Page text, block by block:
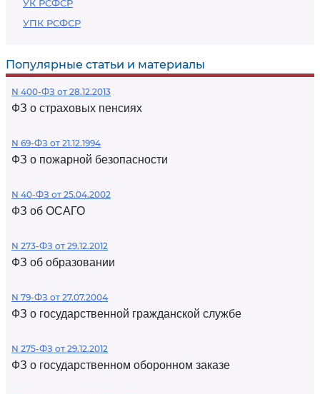
УК РСФСР
УПК РСФСР
Популярные статьи и материалы
N 400-ФЗ от 28.12.2013
ФЗ о страховых пенсиях
N 69-ФЗ от 21.12.1994
ФЗ о пожарной безопасности
N 40-ФЗ от 25.04.2002
ФЗ об ОСАГО
N 273-ФЗ от 29.12.2012
ФЗ об образовании
N 79-ФЗ от 27.07.2004
ФЗ о государственной гражданской службе
N 275-ФЗ от 29.12.2012
ФЗ о государственном оборонном заказе